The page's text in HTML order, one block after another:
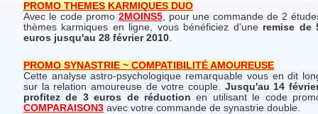
PROMO THEMES KARMIQUES DUO
Avec le code promo 2MOINS5, pour une commande de 2
thèmes karmiques en ligne, vous bénéficiez d'une remise de
euros jusqu'au 28 février 2010.
PROMO SYNASTRIE ~ COMPATIBILITÉ AMOUREUSE
Cette analyse astro-psychologique remarquable vous en dit
sur la relation amoureuse de votre couple. Jusqu'au 14
profitez de 3 euros de réduction en utilisant le code
COMPARAISON3 avec votre commande de synastrie double.